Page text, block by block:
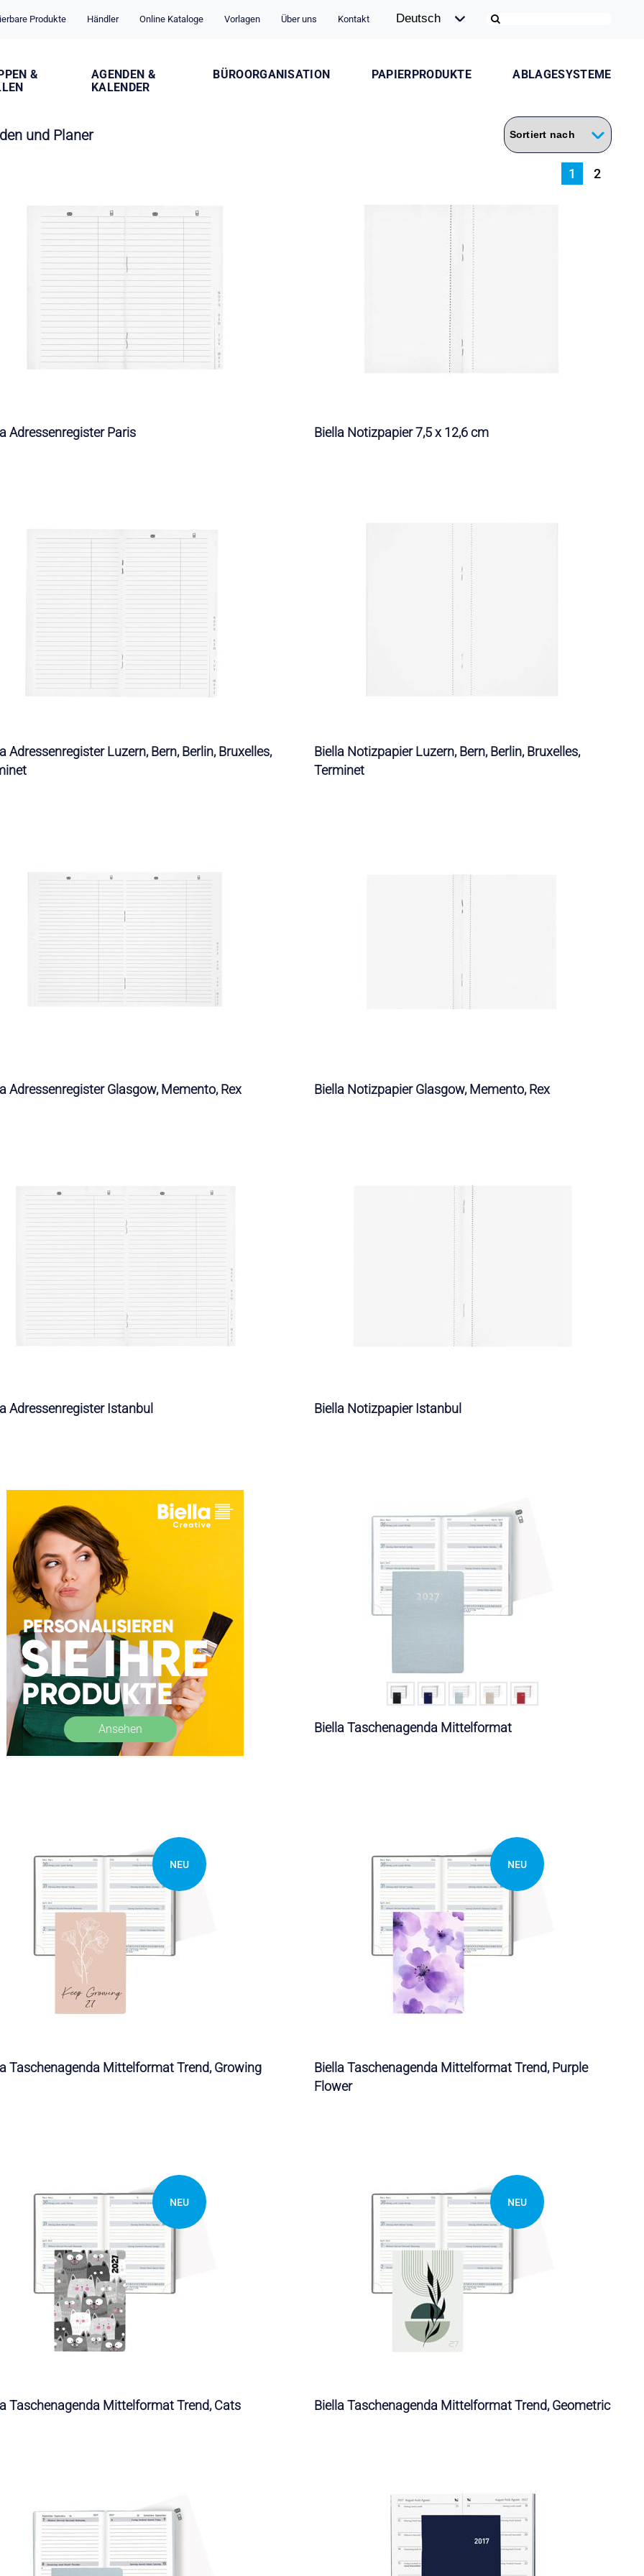
Produkte Händler Online Kataloge Vorlagen Über uns Kontakt
PAPIERPRODUKTE ABLAGESYSTEME
BÜROORGANISATION
&
AGENDEN &
KALENDER
und Planer
1 2
Adressenregister Paris Biella Notizpapier 7,5 x 12,6 cm
Adressenregister Luzern, Bern, Berlin, Bruxelles,
Biella Notizpapier Luzern, Bern, Berlin, Bruxelles,
Terminet
Adressenregister Glasgow, Memento, Rex Biella Notizpapier Glasgow, Memento, Rex
Adressenregister Istanbul Biella Notizpapier Istanbul
Ansehen Biella Taschenagenda Mittelformat
NEU
Taschenagenda Mittelformat Trend, Growing
NEU
Biella Taschenagenda Mittelformat Trend, Purple
Flower
NEU
Taschenagenda Mittelformat Trend, Cats
NEU
Biella Taschenagenda Mittelformat Trend, Geometric